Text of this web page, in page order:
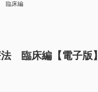
臨床編
臨床編【電子版】